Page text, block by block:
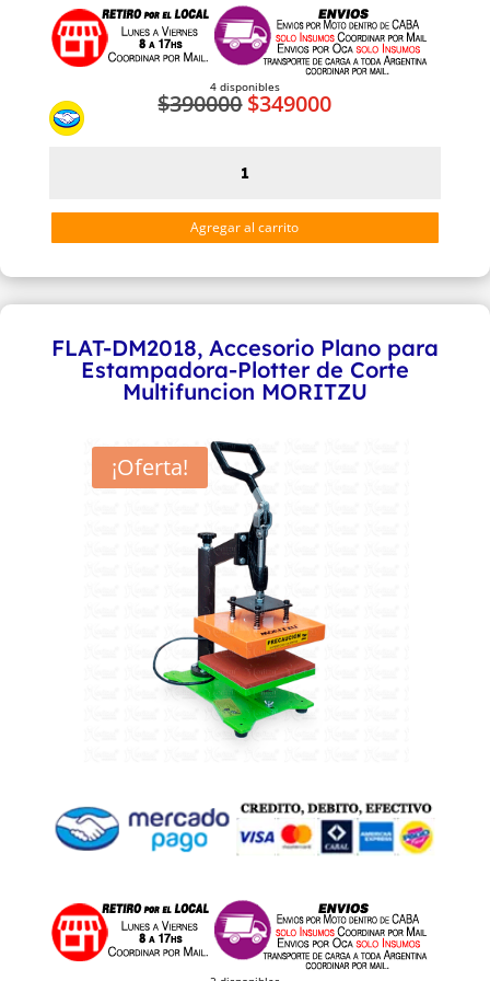
$390000 El
original
era:
$390000.
$349000El
$349000.
4 disponibles
Accesorio
Plano
para
Estamapdora
Tazas
Agregar al carrito
FLAT-DM2018, Accesorio Plano para
Estampadora-Plotter de Corte
Multifuncion MORITZU
¡Oferta!